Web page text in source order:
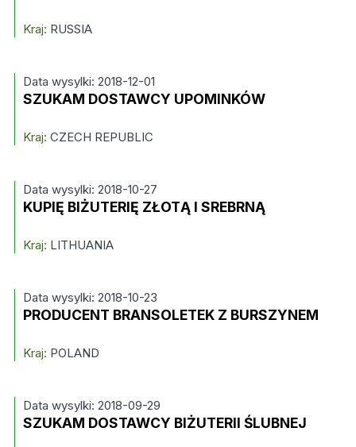
Kraj: RUSSIA
Data wysylki: 2018-12-01
SZUKAM DOSTAWCY UPOMINKÓW
Kraj: CZECH REPUBLIC
Data wysylki: 2018-10-27
KUPIĘ BIŻUTERIĘ ZŁOTĄ I SREBRNĄ
Kraj: LITHUANIA
Data wysylki: 2018-10-23
PRODUCENT BRANSOLETEK Z BURSZYNEM
Kraj: POLAND
Data wysylki: 2018-09-29
SZUKAM DOSTAWCY BIŻUTERII ŚLUBNEJ